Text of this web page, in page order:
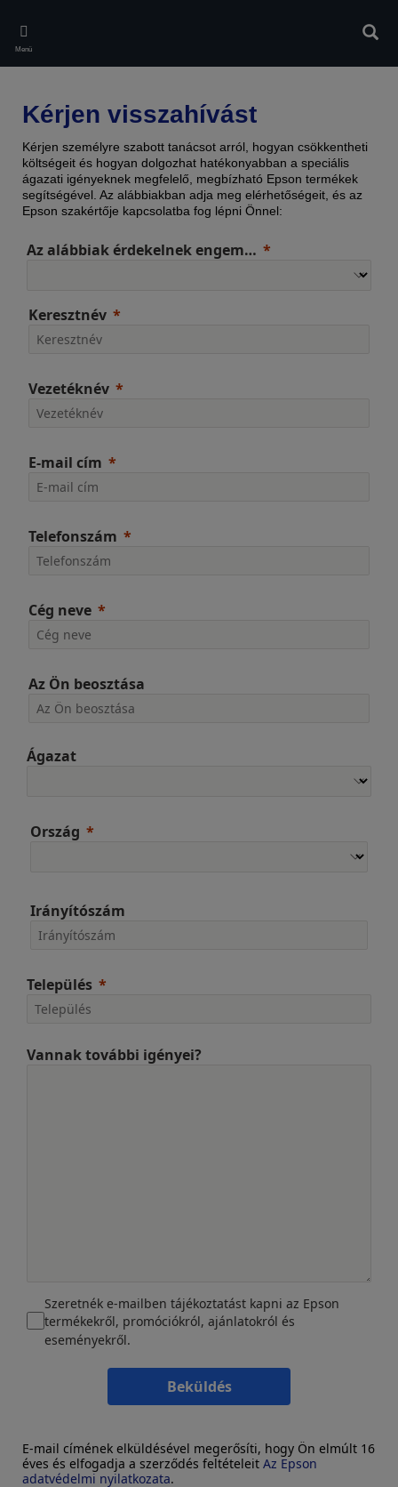
main
content
Menü
Kérjen visszahívást
Kérjen személyre szabott tanácsot arról, hogyan csökkentheti
költségeit és hogyan dolgozhat hatékonyabban a speciális
ágazati igényeknek megfelelő, megbízható Epson termékek
segítségével. Az alábbiakban adja meg elérhetőségeit, és az
Epson szakértője kapcsolatba fog lépni Önnel:
Az alábbiak érdekelnek engem…
Keresztnév
Vezetéknév
E-mail cím
Telefonszám
Cég neve
Az Ön beosztása
Ágazat
Ország
Irányítószám
Település
Vannak további igényei?
Szeretnék e-mailben tájékoztatást kapni az Epson
termékekről, promóciókról, ajánlatokról és
eseményekről.
Beküldés
E-mail címének elküldésével megerősíti, hogy Ön elmúlt 16
éves és elfogadja a szerződés feltételeit Az Epson
adatvédelmi nyilatkozata.